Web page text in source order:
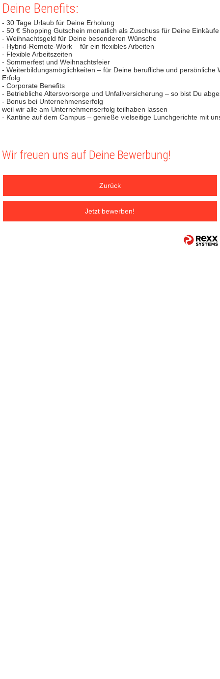
Deine Benefits:
- 30 Tage Urlaub für Deine Erholung
- 50 € Shopping Gutschein monatlich als Zuschuss für Deine Einkäufe
- Weihnachtsgeld für Deine besonderen Wünsche
- Hybrid-Remote-Work – für ein flexibles Arbeiten
- Flexible Arbeitszeiten
- Sommerfest und Weihnachtsfeier
- Weiterbildungsmöglichkeiten – für Deine berufliche und persönliche
Erfolg
- Corporate Benefits
- Betriebliche Altersvorsorge und Unfallversicherung – so bist Du
- Bonus bei Unternehmenserfolg
weil wir alle am Unternehmenserfolg teilhaben lassen
- Kantine auf dem Campus – genieße vielseitige Lunchgerichte mit
Wir freuen uns auf Deine Bewerbung!
Zurück
Jetzt bewerben!